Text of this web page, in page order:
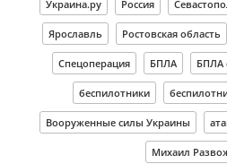
Украина.ру Россия
Ярославль Ростовская область
Спецоперация БПЛА БПЛА
беспилотники
Вооруженные силы Украины
Михаил